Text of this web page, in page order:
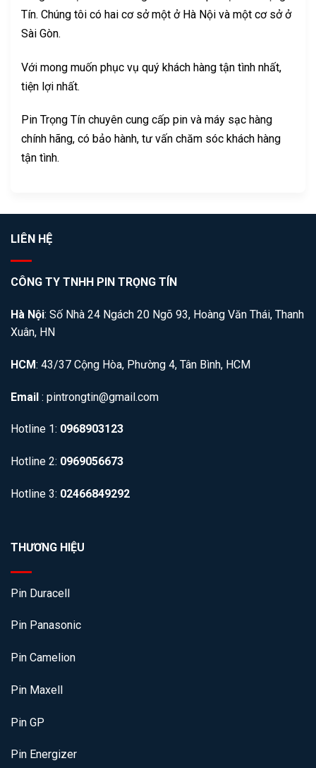
Tín. Chúng tôi có hai cơ sở một ở Hà Nội và một cơ sở ở
Sài Gòn.
Với mong muốn phục vụ quý khách hàng tận tình nhất,
tiện lợi nhất.
Pin Trọng Tín chuyên cung cấp pin và máy sạc hàng
chính hãng, có bảo hành, tư vấn chăm sóc khách hàng
tận tình.
LIÊN HỆ
CÔNG TY TNHH PIN TRỌNG TÍN
Hà Nội: Số Nhà 24 Ngách 20 Ngõ 93, Hoàng Văn Thái, Thanh
Xuân, HN
HCM: 43/37 Cộng Hòa, Phường 4, Tân Bình, HCM
Email : pintrongtin@gmail.com
Hotline 1: 0968903123
Hotline 2: 0969056673
Hotline 3: 02466849292
THƯƠNG HIỆU
Pin Duracell
Pin Panasonic
Pin Camelion
Pin Maxell
Pin GP
Pin Energizer